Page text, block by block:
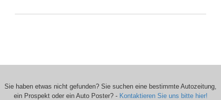
Sie haben etwas nicht gefunden? Sie suchen eine bestimmte Autozeitung,
ein Prospekt oder ein Auto Poster? - Kontaktieren Sie uns bitte hier!